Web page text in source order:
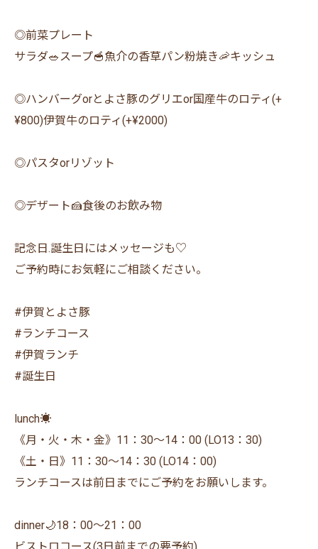
◎前菜プレート
サラダ🥗スープ🥣魚介の香草パン粉焼き🦐キッシュ
◎ハンバーグorとよさ豚のグリエor国産牛のロティ(+
¥800)伊賀牛のロティ(+¥2000)
◎パスタorリゾット
◎デザート🍰食後のお飲み物
記念日.誕生日にはメッセージも♡
ご予約時にお気軽にご相談ください。
#伊賀とよさ豚
#ランチコース
#伊賀ランチ
⁡#誕生日
lunch☀️
《月・火・木・金》11：30〜14：00 (LO13：30)
《土・日》11：30〜14：30 (LO14：00)
ランチコースは前日までにご予約をお願いします。
dinner🌙18：00〜21：00